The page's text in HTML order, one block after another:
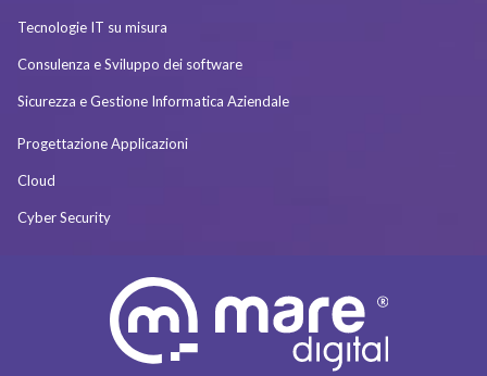
Tecnologie IT su misura
Consulenza e Sviluppo dei software
Sicurezza e Gestione Informatica Aziendale
Progettazione Applicazioni
Cloud
Cyber Security